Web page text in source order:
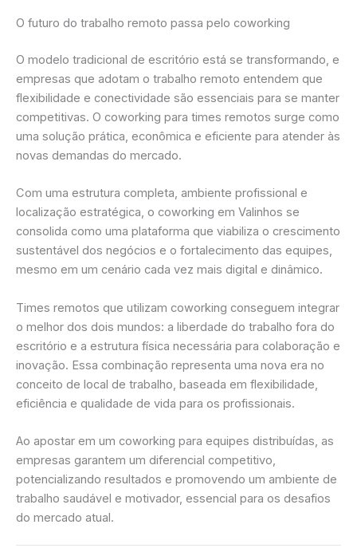
O futuro do trabalho remoto passa pelo coworking
O modelo tradicional de escritório está se transformando, e
empresas que adotam o trabalho remoto entendem que
flexibilidade e conectividade são essenciais para se manter
competitivas. O coworking para times remotos surge como
uma solução prática, econômica e eficiente para atender às
novas demandas do mercado.
Com uma estrutura completa, ambiente profissional e
localização estratégica, o coworking em Valinhos se
consolida como uma plataforma que viabiliza o crescimento
sustentável dos negócios e o fortalecimento das equipes,
mesmo em um cenário cada vez mais digital e dinâmico.
Times remotos que utilizam coworking conseguem integrar
o melhor dos dois mundos: a liberdade do trabalho fora do
escritório e a estrutura física necessária para colaboração e
inovação. Essa combinação representa uma nova era no
conceito de local de trabalho, baseada em flexibilidade,
eficiência e qualidade de vida para os profissionais.
Ao apostar em um coworking para equipes distribuídas, as
empresas garantem um diferencial competitivo,
potencializando resultados e promovendo um ambiente de
trabalho saudável e motivador, essencial para os desafios
do mercado atual.